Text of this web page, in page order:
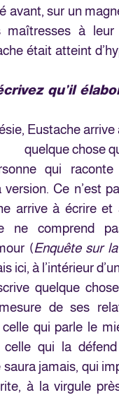
avant, sur un
à leur
était atteint
qu’il
Eustache
quelque chose
qui
version. Ce n’est
arrive à écrire
ne comprend
(Enquête sur
ici, à l’intérieur
quelque
de ses
qui parle le
celle qui la
saura jamais, qui
à la virgule